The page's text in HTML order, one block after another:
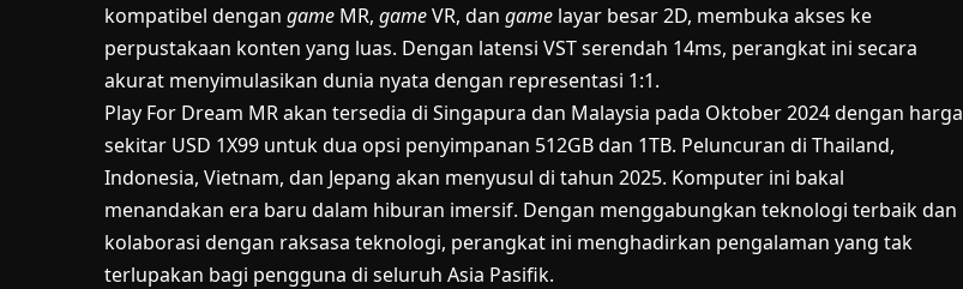
kompatibel dengan gameMR, gameVR, dan gamelayar besar 2D, membuka akses ke
perpustakaan konten yang luas. Dengan latensi VST serendah 14ms, perangkat ini secara
akurat menyimulasikan dunia nyata dengan representasi 1:1.
Play For Dream MR akan tersedia di Singapura dan Malaysia pada Oktober 2024 dengan harga
sekitar USD 1X99 untuk dua opsi penyimpanan 512GB dan 1TB. Peluncuran di Thailand,
Indonesia, Vietnam, dan Jepang akan menyusul di tahun 2025. Komputer ini bakal
menandakan era baru dalam hiburan imersif. Dengan menggabungkan teknologi terbaik dan
kolaborasi dengan raksasa teknologi, perangkat ini menghadirkan pengalaman yang tak
terlupakan bagi pengguna di seluruh Asia Pasifik.